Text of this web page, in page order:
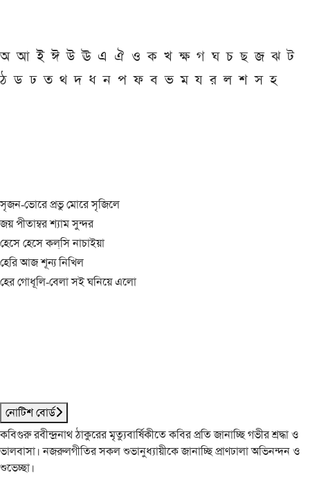
অ আ ই ঈ উ ঊ এ ঐ ও ক খ ক্ষ গ ঘ চ ছ জ ঝ ট
ঠ ড ঢ ত থ দ ধ ন প ফ ব ভ ম য র ল শ স হ
সৃজন-ভোরে প্রভু মোরে সৃজিলে
জয় পীতাম্বর শ্যাম সুন্দর
হেসে হেসে কল্‌সি নাচাইয়া
হেরি আজ শূন্য নিখিল
হের গোধূলি-বেলা সই ঘনিয়ে এলো
নোটিশ বোর্ড
কবিগুরু রবীন্দ্রনাথ ঠাকুরের মৃত্যুবার্ষিকীতে কবির প্রতি জানাচ্ছি গভীর শ্রদ্ধা ও
ভালবাসা। নজরুলগীতির সকল শুভানুধ্যায়ীকে জানাচ্ছি প্রাণঢালা অভিনন্দন ও
শুভেচ্ছা।